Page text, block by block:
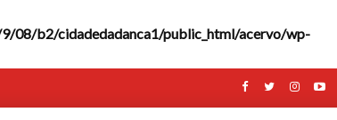
08/b2/cidadedadanca1/public_html/acervo/wp-